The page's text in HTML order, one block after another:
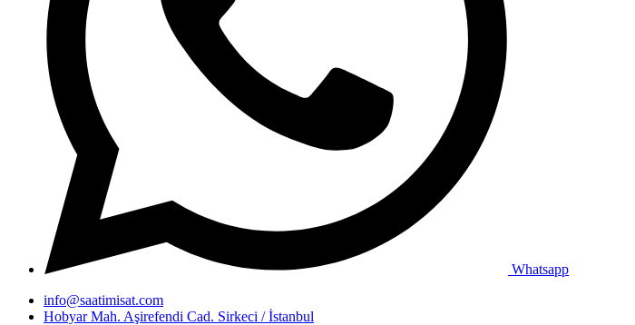
Whatsapp
info@saatimisat.com
Hobyar Mah. Aşirefendi Cad. Sirkeci / İstanbul